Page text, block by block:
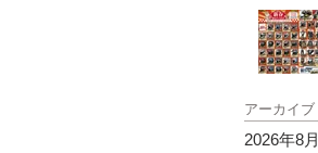
アーカイブ
2026年8月